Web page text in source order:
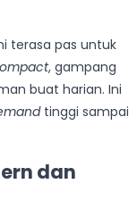
terasa pas untuk
, gampang
buat harian. Ini
tinggi sampai
dan